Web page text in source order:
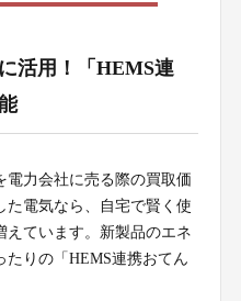
活用！「HEMS連
電力会社に売る際の買取価
た電気なら、自宅で賢く使
えています。新製品のエネ
たりの「HEMS連携おてん